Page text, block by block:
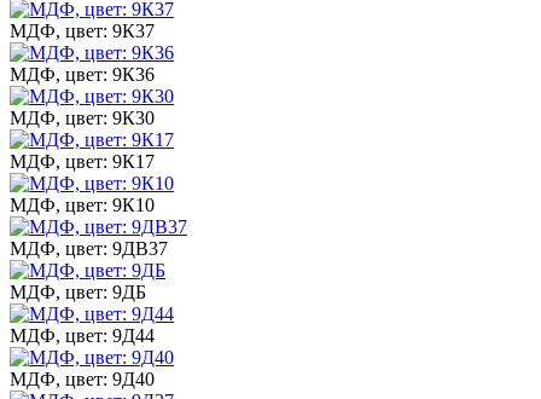
МДФ, цвет: 9К37
МДФ, цвет: 9К36
МДФ, цвет: 9К30
МДФ, цвет: 9К17
МДФ, цвет: 9К10
МДФ, цвет: 9ДВ37
МДФ, цвет: 9ДБ
МДФ, цвет: 9Д44
МДФ, цвет: 9Д40